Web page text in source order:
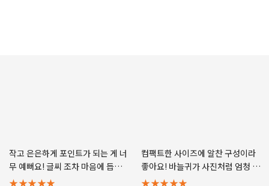
작고 은은하게 포인트가 되는 게 너
무 예뻐요! 글씨 조차 마음에 듭니
다. 얇은 돗바늘은 구멍에 통과가 돼
★★★★★
컴팩트한 사이즈에 알찬 구성이라
좋아요! 바늘귀가 사진처럼 엄청 작
아서... 놀랐어요 ㅎㅎ 어떻게든 되
★★★★★